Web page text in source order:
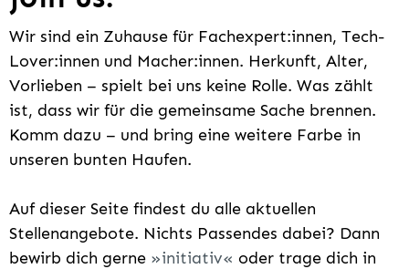
Wir sind ein Zuhause für Fachexpert:innen, Tech-
Lover:innen und Macher:innen. Herkunft, Alter,
Vorlieben – spielt bei uns keine Rolle. Was zählt
ist, dass wir für die gemeinsame Sache brennen.
Komm dazu – und bring eine weitere Farbe in
unseren bunten Haufen.
Auf dieser Seite findest du alle aktuellen
Stellenangebote. Nichts Passendes dabei? Dann
bewirb dich gerne
initiativ
oder trage dich in